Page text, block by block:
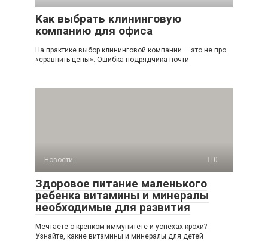
Как выбрать клининговую
компанию для офиса
На практике выбор клининговой компании — это не про
«сравнить цены». Ошибка подрядчика почти
Новости 0
Здоровое питание маленького
ребенка витамины и минералы
необходимые для развития
Мечтаете о крепком иммунитете и успехах крохи?
Узнайте, какие витамины и минералы для детей